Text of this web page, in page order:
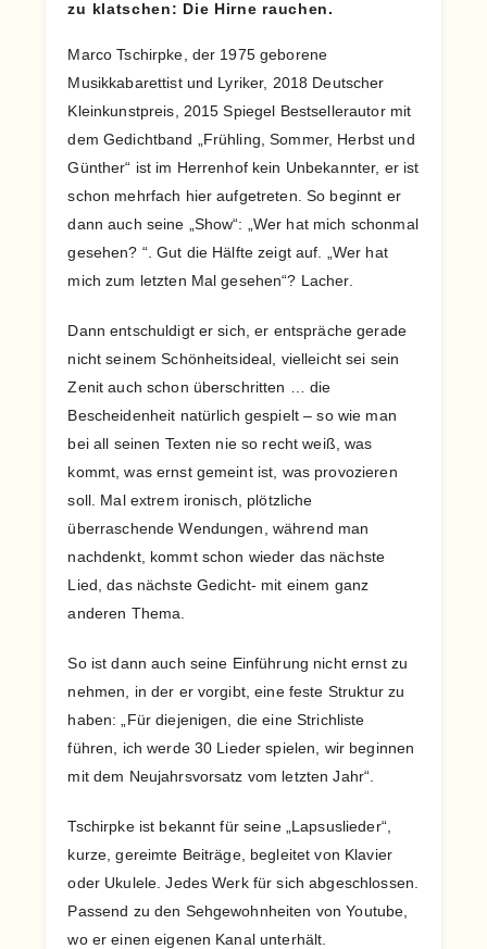
zu klatschen: Die Hirne rauchen.
Marco Tschirpke, der 1975 geborene
Musikkabarettist und Lyriker, 2018 Deutscher
Kleinkunstpreis, 2015 Spiegel Bestsellerautor mit
dem Gedichtband „Frühling, Sommer, Herbst und
Günther“ ist im Herrenhof kein Unbekannter, er ist
schon mehrfach hier aufgetreten. So beginnt er
dann auch seine „Show“: „Wer hat mich schonmal
gesehen? “. Gut die Hälfte zeigt auf. „Wer hat
mich zum letzten Mal gesehen“? Lacher.
Dann entschuldigt er sich, er entspräche gerade
nicht seinem Schönheitsideal, vielleicht sei sein
Zenit auch schon überschritten … die
Bescheidenheit natürlich gespielt – so wie man
bei all seinen Texten nie so recht weiß, was
kommt, was ernst gemeint ist, was provozieren
soll. Mal extrem ironisch, plötzliche
überraschende Wendungen, während man
nachdenkt, kommt schon wieder das nächste
Lied, das nächste Gedicht- mit einem ganz
anderen Thema.
So ist dann auch seine Einführung nicht ernst zu
nehmen, in der er vorgibt, eine feste Struktur zu
haben: „Für diejenigen, die eine Strichliste
führen, ich werde 30 Lieder spielen, wir beginnen
mit dem Neujahrsvorsatz vom letzten Jahr“.
Tschirpke ist bekannt für seine „Lapsuslieder“,
kurze, gereimte Beiträge, begleitet von Klavier
oder Ukulele. Jedes Werk für sich abgeschlossen.
Passend zu den Sehgewohnheiten von Youtube,
wo er einen eigenen Kanal unterhält.